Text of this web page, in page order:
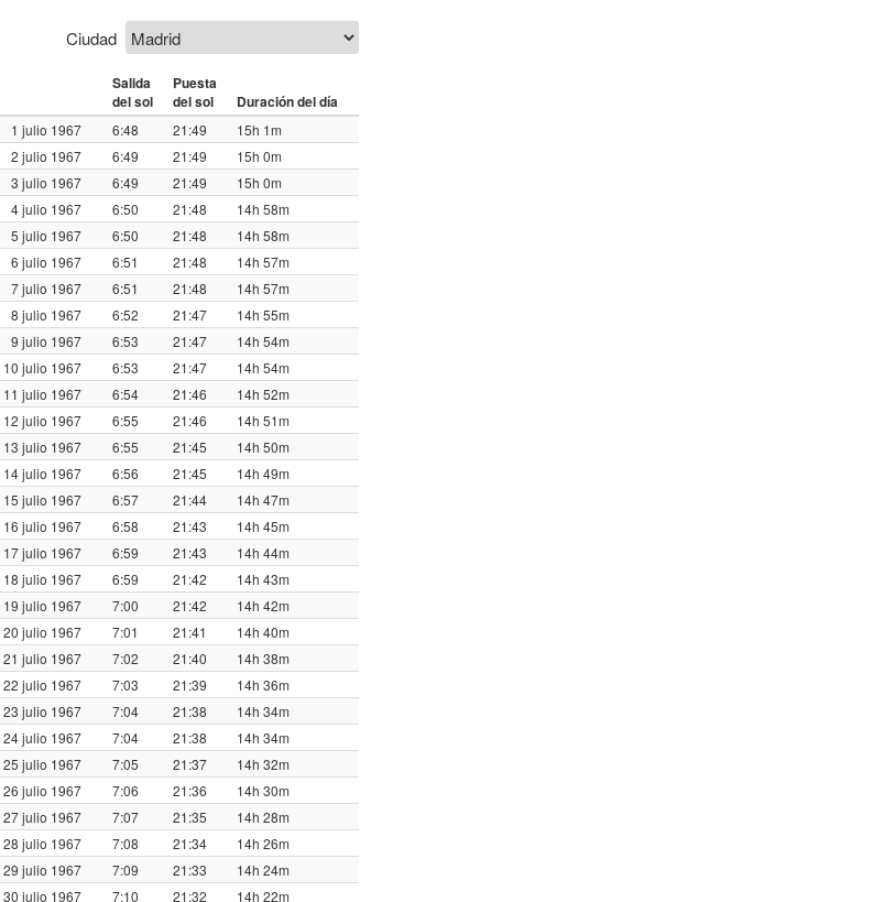
Ciudad
Salida
del sol
Puesta
del sol
Duración del día
1 julio 1967 6:48 21:49
15h 1m
2 julio 1967
6:49 21:49
15h 0m
3 julio 1967
6:49 21:49
15h 0m
4 julio 1967
6:50 21:48
14h 58m
5 julio 1967
6:50 21:48
14h 58m
6 julio 1967
6:51 21:48
14h 57m
7 julio 1967
6:51 21:48
14h 57m
8 julio 1967
6:52 21:47
14h 55m
9 julio 1967
6:53 21:47
14h 54m
10 julio 1967
6:53 21:47
14h 54m
11 julio 1967
6:54 21:46
14h 52m
12 julio 1967
6:55 21:46
14h 51m
13 julio 1967
6:55 21:45
14h 50m
14 julio 1967
6:56 21:45
14h 49m
15 julio 1967
6:57 21:44
14h 47m
16 julio 1967
6:58 21:43
14h 45m
17 julio 1967
6:59 21:43
14h 44m
18 julio 1967
6:59 21:42
14h 43m
19 julio 1967
7:00 21:42
14h 42m
20 julio 1967
7:01 21:41
14h 40m
21 julio 1967
7:02 21:40
14h 38m
22 julio 1967
7:03 21:39
14h 36m
23 julio 1967
7:04 21:38
14h 34m
24 julio 1967
7:04 21:38
14h 34m
25 julio 1967
7:05 21:37
14h 32m
26 julio 1967
7:06 21:36
14h 30m
27 julio 1967
7:07 21:35
14h 28m
28 julio 1967
7:08 21:34
14h 26m
29 julio 1967
7:09 21:33
14h 24m
30 julio 1967
7:10 21:32
14h 22m